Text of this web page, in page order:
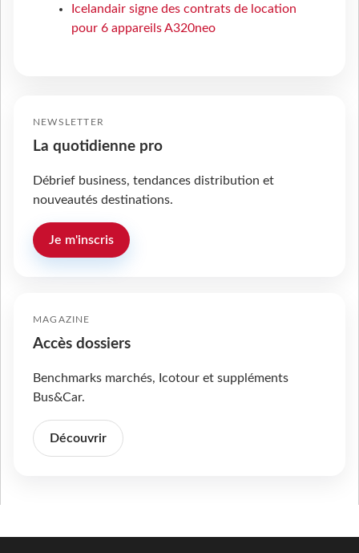
Icelandair signe des contrats de location
pour 6 appareils A320neo
NEWSLETTER
La quotidienne pro
Débrief business, tendances distribution et
nouveautés destinations.
Je m'inscris
MAGAZINE
Accès dossiers
Benchmarks marchés, Icotour et suppléments
Bus&Car.
Découvrir